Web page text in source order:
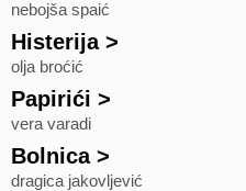
nebojša spaić
Histerija>
olja broćić
Papirići >
vera varadi
Bolnica>
dragica jakovljević